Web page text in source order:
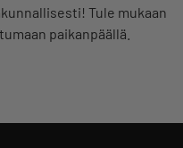
Tule mukaan
paikanpäällä.